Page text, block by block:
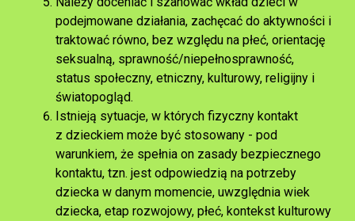
podejmowane działania, zachęcać do aktywności i
traktować równo, bez względu na płeć, orientację
seksualną, sprawność/niepełnosprawność,
status społeczny, etniczny, kulturowy, religijny i
światopogląd.
Istnieją sytuacje, w których fizyczny kontakt
z dzieckiem może być stosowany - pod
warunkiem, że spełnia on zasady bezpiecznego
kontaktu, tzn. jest odpowiedzią na potrzeby
dziecka w danym momencie, uwzględnia wiek
dziecka, etap rozwojowy, płeć, kontekst kulturowy